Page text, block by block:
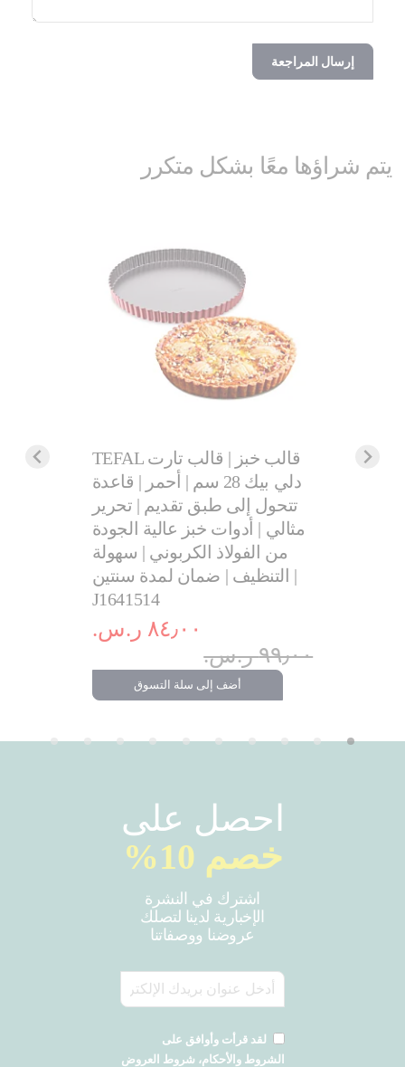
إرسال المراجعة
يتم شراؤها معًا بشكل متكرر
TEFAL قالب خبز | قالب تارت
دلي بيك 28 سم | أحمر | قاعدة
تتحول إلى طبق تقديم | تحرير
مثالي | أدوات خبز عالية الجودة
من الفولاذ الكربوني | سهولة
التنظيف | ضمان لمدة سنتين |
J1641514
٨٤٫٠٠ ر.س.‏
٩٩٫٠٠ ر.س.‏
أضف إلى سلة التسوق
احصل على
خصم 10%
اشترك في النشرة
الإخبارية لدينا لتصلك
عروضنا ووصفاتنا
لقد قرأت وأوافق على
الشروط والأحكام، شروط العروض